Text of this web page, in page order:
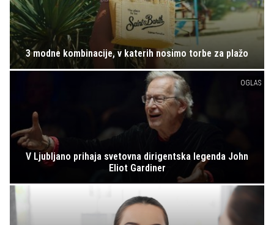
3 modne kombinacije, v katerih nosimo torbe za plažo
OGLAS
V Ljubljano prihaja svetovna dirigentska legenda John
Eliot Gardiner